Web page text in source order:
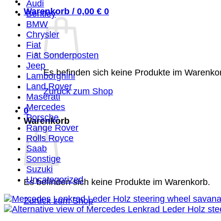
Warenkorb / 0,00 € 0
Es befinden sich keine Produkte im
Zurück zum Shop
0
Warenkorb
Es befinden sich keine Produkte im Warenkorb.
Zurück zum Shop
Audi
Bentley
BMW
Chrysler
Fiat
Fiat Sonderposten
Jeep
Lamborghini
Land Rover
Maserati
Mercedes
Porsche
Range Rover
Rolls Royce
Saab
Sonstige
Suzuki
Uncategorized